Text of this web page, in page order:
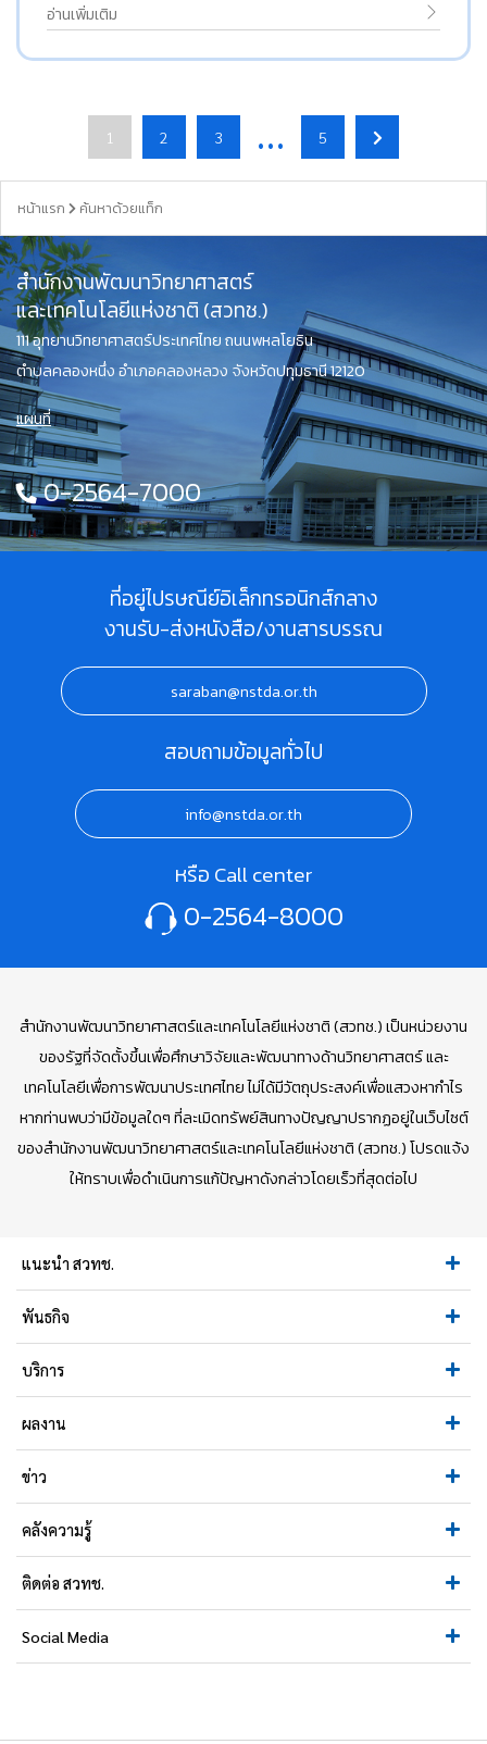
อ่านเพิ่มเติม
1 2 3 … 5
หน้าแรก ค้นหาด้วยแท็ก
สำนักงานพัฒนาวิทยาศาสตร์
และเทคโนโลยีแห่งชาติ (สวทช.)
111 อุทยานวิทยาศาสตร์ประเทศไทย ถนนพหลโยธิน
ตำบลคลองหนึ่ง อำเภอคลองหลวง จังหวัดปทุมธานี 12120
แผนที่
0-2564-7000
ที่อยู่ไปรษณีย์อิเล็กทรอนิกส์กลาง
งานรับ-ส่งหนังสือ/งานสารบรรณ
saraban@nstda.or.th
สอบถามข้อมูลทั่วไป
info@nstda.or.th
หรือ Call center
0-2564-8000
สำนักงานพัฒนาวิทยาศาสตร์และเทคโนโลยีแห่งชาติ (สวทช.) เป็นหน่วยงาน
ของรัฐที่จัดตั้งขึ้นเพื่อศึกษาวิจัยและพัฒนาทางด้านวิทยาศาสตร์ และ
เทคโนโลยีเพื่อการพัฒนาประเทศไทย ไม่ได้มีวัตถุประสงค์เพื่อแสวงหากำไร
หากท่านพบว่ามีข้อมูลใดๆ ที่ละเมิดทรัพย์สินทางปัญญาปรากฏอยู่ในเว็บไซต์
ของสำนักงานพัฒนาวิทยาศาสตร์และเทคโนโลยีแห่งชาติ (สวทช.) โปรดแจ้ง
ให้ทราบเพื่อดำเนินการแก้ปัญหาดังกล่าวโดยเร็วที่สุดต่อไป
แนะนำ สวทช.
พันธกิจ
บริการ
ผลงาน
ข่าว
คลังความรู้
ติดต่อ สวทช.
Social Media